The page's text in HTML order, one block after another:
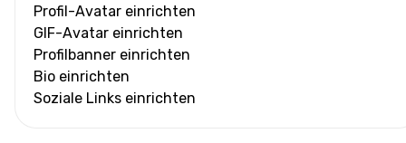
Profil-Avatar einrichten
GIF-Avatar einrichten
Profilbanner einrichten
Bio einrichten
Soziale Links einrichten